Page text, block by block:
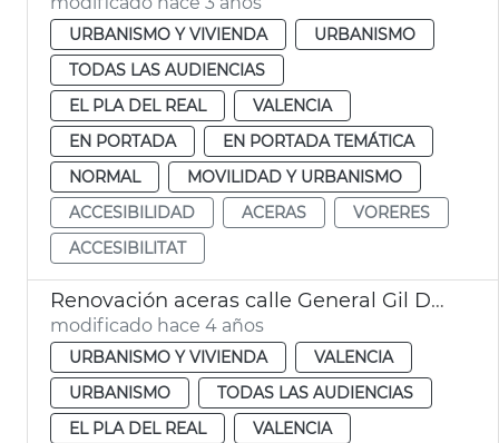
URBANISMO Y VIVIENDA
URBANISMO
TODAS LAS AUDIENCIAS
EL PLA DEL REAL
VALENCIA
EN PORTADA
EN PORTADA TEMÁTICA
NORMAL
MOVILIDAD Y URBANISMO
ACCESIBILIDAD
ACERAS
VORERES
ACCESIBILITAT
Renovación aceras calle General Gil Dolz
modificado hace 4 años
URBANISMO Y VIVIENDA
VALENCIA
URBANISMO
TODAS LAS AUDIENCIAS
EL PLA DEL REAL
VALENCIA